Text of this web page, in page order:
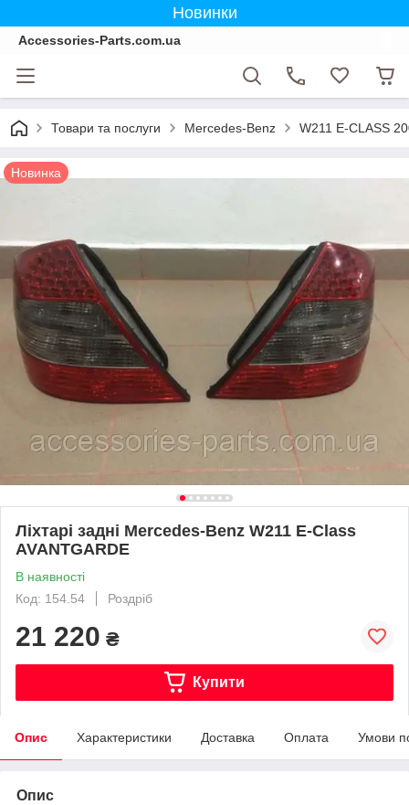
Новинки
Accessories-Parts.com.ua
Товари та послуги Mercedes-Benz W211 E-CLASS
Новинка
Ліхтарі задні Mercedes-Benz W211 E-Class
AVANTGARDE
В наявності
Код: 154.54
Роздріб
21 220 ₴
Купити
Опис Характеристики Доставка Оплата Умови
Опис